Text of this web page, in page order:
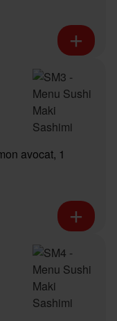
avocat, 1